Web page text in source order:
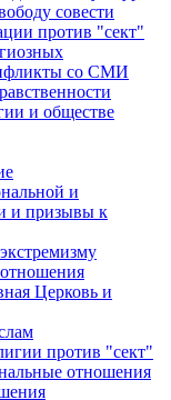
совести
против "сект"
со СМИ
и обществе
и
и призывы к
Церковь и
против "сект"
отношения